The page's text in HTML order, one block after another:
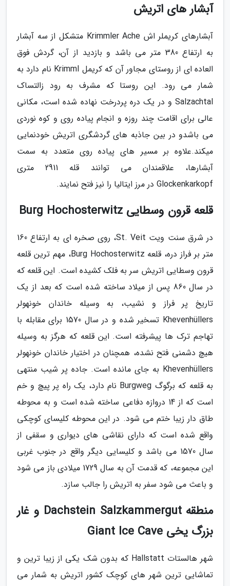
آبشار های اتریش
آبشارهای کریملر اش Krimmler Ache متشکل از سه آبشار
به ارتفاع 380 متر می باشد و بازدید از آن، گردش فوق
العاده ای از روستای مجاور آن که کریمل Krimml نام دارد به
شمار می رود. این روستا که مشرف به رود زالتساک
Salzachtal و در یک دره پردرخت نهاده شده است، مکانی
عالی برای اقامت چند روزه و انجام پیاده روی و کوه نوردی
می باشدو در بین جاذبه های گردشگری اتریش خودنمایی
میکند.علاوه بر مسیر های پیاده روی متعدد به سمت
آبشارها، علاقمندان می توانند قله 2911 متری
Glockenkarkopf در مرز ایتالیا را نیز فتح نمایند.
قلعه قرون وسطایی Burg Hochosterwitz
در شرق سنت ویت St. Veit، روی صخره ای به ارتفاع 160
متر بر فراز دره، قلعه Burg Hochosterwitz، مهم ترین قلعه
قرون وسطایی اتریش سر به فلک کشیده است. این قلعه که
در سال 860 پس از میلاد ساخته شده است که بعد از یک
تاریخ پر فراز و نشیب، به وسیله خاندان خونهولر
Khevenhüllers تسخیر شده و در سال 1570 برای مقابله با
تهاجم ترک ها پیشرفته است. این قلعه که هرگز به وسیله
هیچ دشمنی فتح نشده، همچنان در اختیار خاندان خونهولر
Khevenhüllers به جای مانده است. جاده پر شیب منتهی
به قلعه که برگوگ Burgweg نام دارد، یک راه پر پیچ و خم
است که از 14 دروازه دفاعی ساخته شده است و به محوطه
طاق دار زیبا ختم می شود. در این محوطه کلیسای کوچکی
واقع شده است که دارای نقاشی های دیواری و سقفی از
سال 1570 می باشد و کلیسایی دیگر واقع در جنوب غربی
این مجموعه، که قدمت آن به سال 1729 میلادی باز می شود
و باعث می شود سفر به اتریش را جالب سازد.
منطقه Dachstein Salzkammergut و غار
بزرگ یخی Giant Ice Cave
شهر هالستات Hallstatt که بدون شک یکی از زیبا ترین و
تماشایی ترین شهر های کوچک کشور اتریش به شمار می